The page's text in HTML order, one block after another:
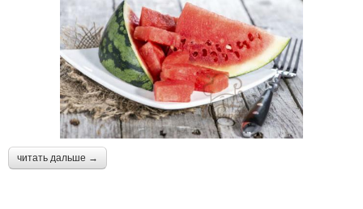
читать дальше →